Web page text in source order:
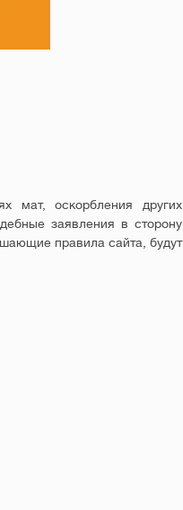
мат, оскорбления других
заявления в сторону
правила сайта, будут